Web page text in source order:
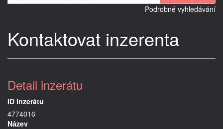
Podrobné vyhledávání
Kontaktovat inzerenta
Detail inzerátu
ID inzerátu
4774016
Název